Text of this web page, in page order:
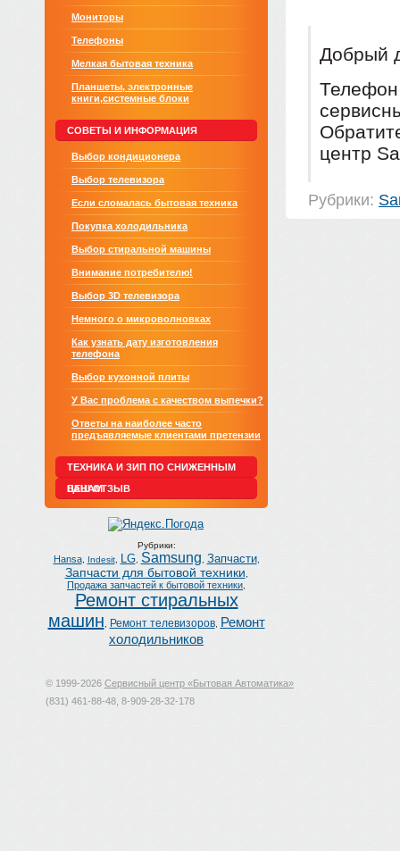
Мониторы
Телефоны
Мелкая бытовая техника
Планшеты, электронные
книги,системные блоки
СОВЕТЫ И ИНФОРМАЦИЯ
Выбор кондиционера
Выбор телевизора
Если сломалась бытовая техника
Покупка холодильника
Выбор стиральной машины
Внимание потребителю!
Выбор 3D телевизора
Немного о микроволновках
Как узнать дату изготовления
телефона
Выбор кухонной плиты
У Вас проблема с качеством выпечки?
Ответы на наиболее часто
предъявляемые клиентами претензии
ТЕХНИКА И ЗИП ПО СНИЖЕННЫМ
ЦЕНАМ
ВАШ ОТЗЫВ
Рубрики:
Hansa, Indesit, LG, Samsung Запчасти,
Запчасти для бытовой техники
Продажа запчастей к бытовой техники
Ремонт стиральных
машин
Ремонт телевизоров,
Ремонт
холодильников
Добрый
центр
Рубрики:
© 1999-2026 Сервисный центр «Бытовая Автоматика»
(831) 461-88-48, 8-909-28-32-178